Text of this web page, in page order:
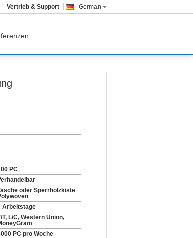
German
Vertrieb & Support
PC
oder Sperrholzkiste
Arbeitstage
T, L/C, Western Union,
PC pro Woche